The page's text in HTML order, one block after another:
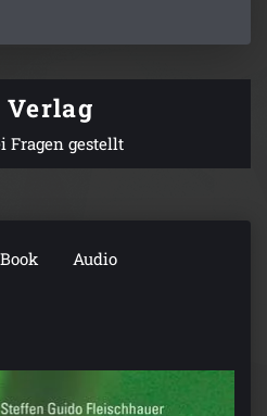
Fragen gestellt
Audio